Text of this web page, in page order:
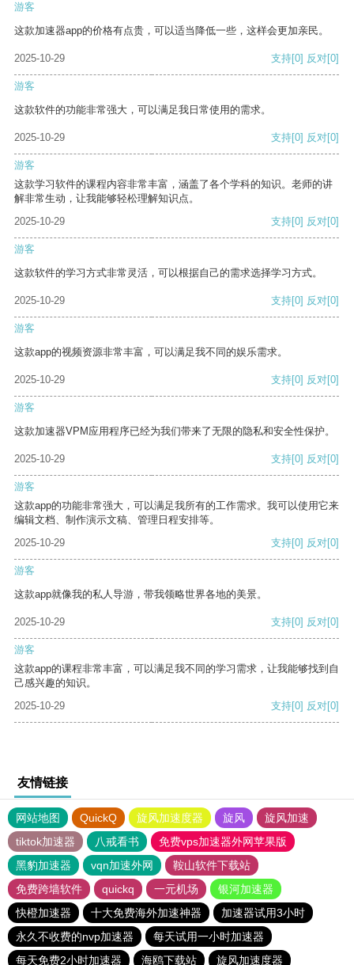
游客
这款加速器app的价格有点贵，可以适当降低一些，这样会更加亲民。
2025-10-29 支持[0] 反对[0]
游客
这款软件的功能非常强大，可以满足我日常使用的需求。
2025-10-29 支持[0] 反对[0]
游客
这款学习软件的课程内容非常丰富，涵盖了各个学科的知识。老师的讲
解非常生动，让我能够轻松理解知识点。
2025-10-29
支持[0] 反对[0]
游客
这款软件的学习方式非常灵活，可以根据自己的需求选择学习方式。
2025-10-29 支持[0] 反对[0]
游客
这款app的视频资源非常丰富，可以满足我不同的娱乐需求。
2025-10-29 支持[0] 反对[0]
游客
这款加速器VPM应用程序已经为我们带来了无限的隐私和安全性保护。
2025-10-29 支持[0] 反对[0]
游客
这款app的功能非常强大，可以满足我所有的工作需求。我可以使用它来
编辑文档、制作演示文稿、管理日程安排等。
2025-10-29
支持[0] 反对[0]
游客
这款app就像我的私人导游，带我领略世界各地的美景。
2025-10-29 支持[0] 反对[0]
游客
这款app的课程非常丰富，可以满足我不同的学习需求，让我能够找到自
己感兴趣的知识。
2025-10-29
支持[0] 反对[0]
友情链接
网站地图 QuickQ 旋风加速度器 旋风
旋风加速
tiktok加速器
八戒看书
免费vps加速器外网苹果版
黑豹加速器
vqn加速外网
鞍山软件下载站
免费跨墙软件
quickq 一元机场
银河加速器
快橙加速器
十大免费海外加速神器
加速器试用3小时
永久不收费的nvp加速器
每天试用一小时加速器
每天免费2小时加速器
海鸥下载站 旋风加速度器